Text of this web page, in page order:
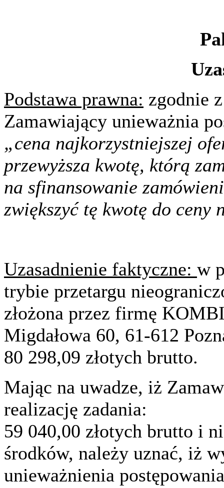
Podstawa prawna: zgodnie
Zamawiający unieważnia
„cena najkorzystniejszej
przewyższa kwotę, którą
na sfinansowanie
zwiększyć tę kwotę do
Uzasadnienie faktyczne: w
trybie przetargu
złożona przez firmę
Migdałowa 60, 61-612
80 298,09 złotych brutto.
Mając na uwadze, iż
realizację zadania:
59 040,00 złotych brutto i
środków, należy uznać, iż
unieważnienia